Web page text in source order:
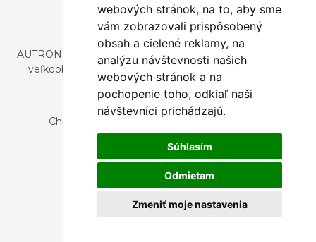
webových stránok, na to, aby sme
vám zobrazovali prispôsobený
obsah a cielené reklamy, na
analýzu návštevnosti našich
webových stránok a na
pochopenie toho, odkiaľ naši
návštevníci prichádzajú.
Súhlasím
Odmietam
Zmeniť moje nastavenia
AUTRONIC, s.r.o. je spoločnosť zaoberajúca sa dovozom a
veľkoobchodným predajom dizajnového aj štýlového
nábytku a dekorácií.
Česká republika
Chrustenice 270, 267 12 Loděnice u Berouna
Slovensko
Nová 366, 032 02 Závažná Poruba